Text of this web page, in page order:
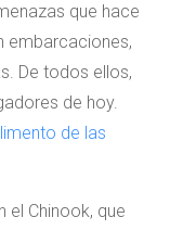
que hace
embarcaciones,
De todos ellos,
de hoy.
de las
el Chinook, que